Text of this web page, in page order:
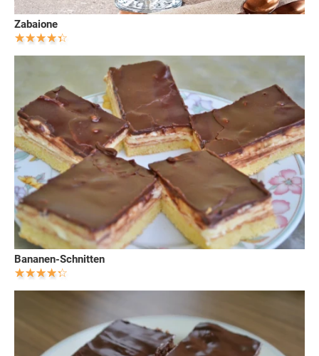
Zabaione
Bananen-Schnitten